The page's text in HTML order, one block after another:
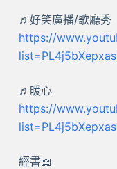
♬好笑廣播/歌廳秀
https://
♬暖心
https://
經書📖